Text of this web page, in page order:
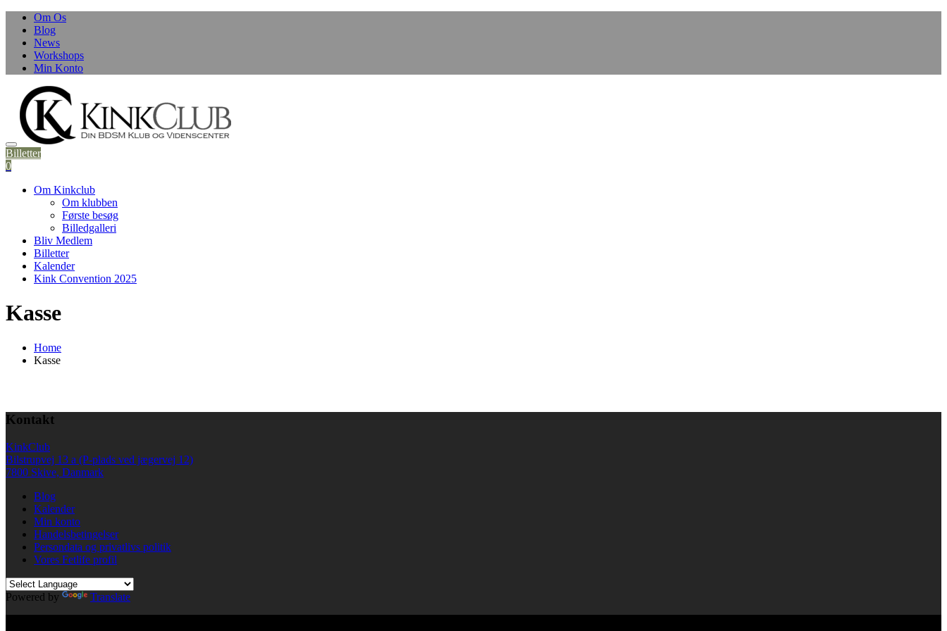
Skip
content
Om Os
Blog
News
Workshops
Min Konto
Billetter
0
Om Kinkclub
Om klubben
Første besøg
Billedgalleri
Bliv Medlem
Billetter
Kalender
Kink Convention 2025
Kasse
Home
Kasse
Kontakt
KinkClub
Bilstrupvej 13 a (P-plads ved jægervej 12)
7800 Skive, Danmark
Blog
Kalender
Min konto
Handelsbetingelser
Persondata og privatlivs politik
Vores Fetlife profil
Powered by
Translate